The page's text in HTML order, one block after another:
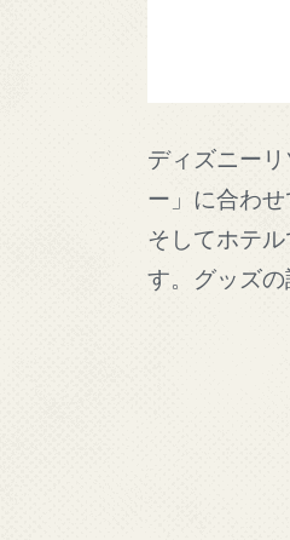
ディズニー
ー」に合わ
そしてホテ
す。グッズの